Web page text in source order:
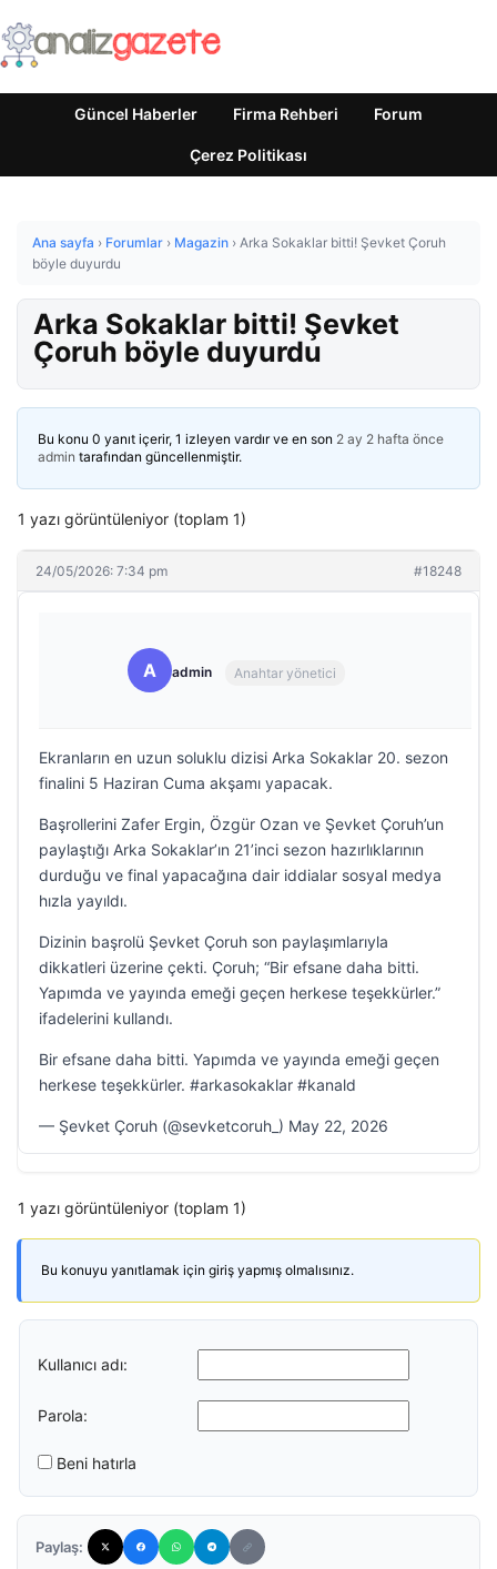
Güncel Haberler Firma Rehberi Forum
Çerez Politikası
Ana sayfa › Forumlar › Magazin › Arka Sokaklar bitti! Şevket Çoruh
böyle duyurdu
Arka Sokaklar bitti! Şevket
Çoruh böyle duyurdu
Bu konu 0 yanıt içerir, 1 izleyen vardır ve en son 2 ay 2 hafta önce
admin tarafından güncellenmiştir.
1 yazı görüntüleniyor (toplam 1)
24/05/2026: 7:34 pm #18248
A admin Anahtar yönetici
Ekranların en uzun soluklu dizisi Arka Sokaklar 20. sezon
finalini 5 Haziran Cuma akşamı yapacak.
Başrollerini Zafer Ergin, Özgür Ozan ve Şevket Çoruh’un
paylaştığı Arka Sokaklar’ın 21’inci sezon hazırlıklarının
durduğu ve final yapacağına dair iddialar sosyal medya
hızla yayıldı.
Dizinin başrolü Şevket Çoruh son paylaşımlarıyla
dikkatleri üzerine çekti. Çoruh; “Bir efsane daha bitti.
Yapımda ve yayında emeği geçen herkese teşekkürler.”
ifadelerini kullandı.
Bir efsane daha bitti. Yapımda ve yayında emeği geçen
herkese teşekkürler. #arkasokaklar #kanald
— Şevket Çoruh (@sevketcoruh_) May 22, 2026
1 yazı görüntüleniyor (toplam 1)
Bu konuyu yanıtlamak için giriş yapmış olmalısınız.
Kullanıcı adı:
Parola:
Beni hatırla
Paylaş: